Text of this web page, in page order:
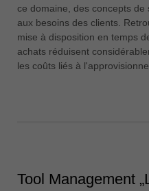
Україна
yкраїнська
ce domaine, des concepts
aux besoins des clients.
mise à disposition en temps
achats réduisent
les coûts liés à
Tool Management